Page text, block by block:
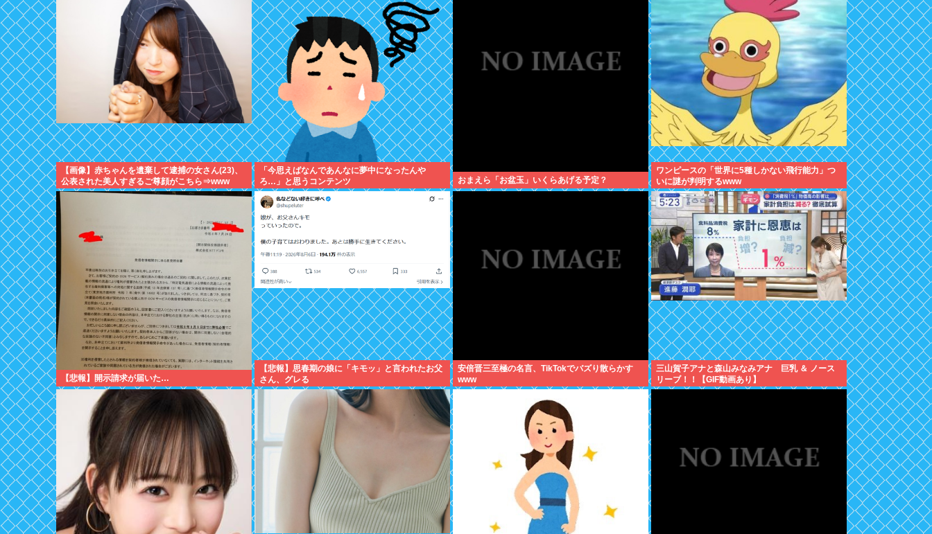
【画像】赤ちゃんを遺棄して逮捕の女さん(23)、
公表された美人すぎるご尊顔がこちら⇒www
「今思えばなんであんなに夢中になったんや
ろ…」と思うコンテンツ
おまえら「お盆玉」いくらあげる予定？
ワンピースの「世界に5種しかない飛行能力」つ
いに謎が判明するwww
【悲報】開示請求が届いた…
【悲報】思春期の娘に「キモッ」と言われたお父
さん、グレる
安倍晋三至極の名言、TikTokでバズり散らかす
www
三山賀子アナと森山みなみアナ 巨乳 ＆ ノース
リーブ！！【GIF動画あり】